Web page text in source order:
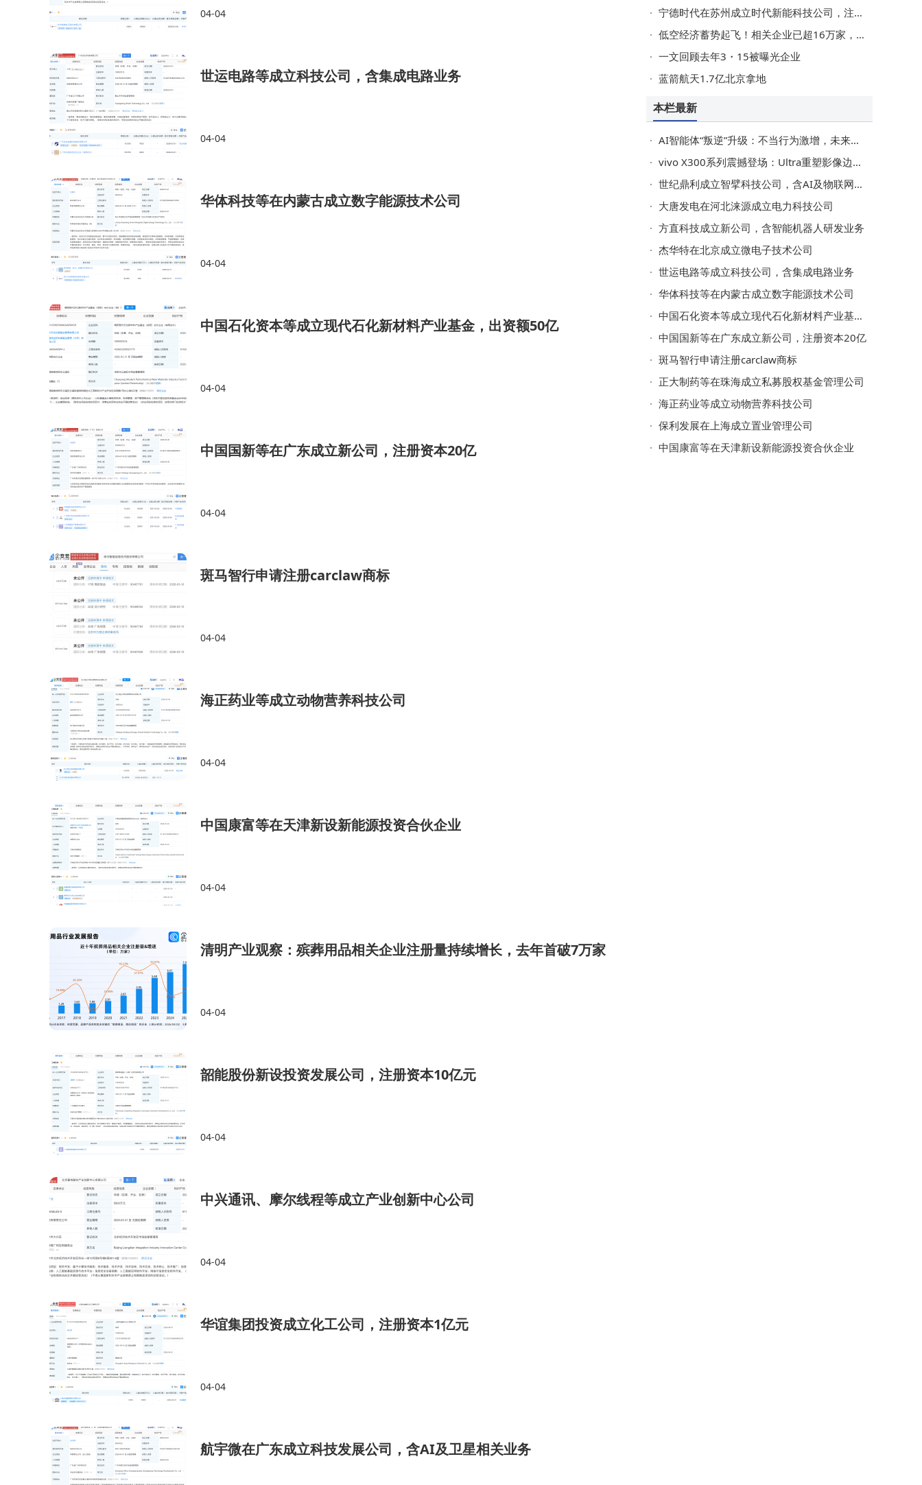
04-04
世运电路等成立科技公司，含集成电路业务
04-04
华体科技等在内蒙古成立数字能源技术公司
04-04
中国石化资本等成立现代石化新材料产业基金，出资额50亿
04-04
中国国新等在广东成立新公司，注册资本20亿
04-04
斑马智行申请注册carclaw商标
04-04
海正药业等成立动物营养科技公司
04-04
中国康富等在天津新设新能源投资合伙企业
04-04
清明产业观察：殡葬用品相关企业注册量持续增长，去年首破7万家
04-04
韶能股份新设投资发展公司，注册资本10亿元
04-04
中兴通讯、摩尔线程等成立产业创新中心公司
04-04
华谊集团投资成立化工公司，注册资本1亿元
04-04
航宇微在广东成立科技发展公司，含AI及卫星相关业务
宁德时代在苏州成立时代新能科技公司，注册资本20亿
低空经济蓄势起飞！相关企业已超16万家，去年注册量同比增长近140%
一文回顾去年3・15被曝光企业
蓝箭航天1.7亿北京拿地
本栏最新
AI智能体“叛逆”升级：不当行为激增，未来或成难以掌控的“高级员工”？
vivo X300系列震撼登场：Ultra重塑影像边界，X300s全能体验再升级
世纪鼎利成立智擘科技公司，含AI及物联网业务
大唐发电在河北涞源成立电力科技公司
方直科技成立新公司，含智能机器人研发业务
杰华特在北京成立微电子技术公司
世运电路等成立科技公司，含集成电路业务
华体科技等在内蒙古成立数字能源技术公司
中国石化资本等成立现代石化新材料产业基金，出资额50亿
中国国新等在广东成立新公司，注册资本20亿
斑马智行申请注册carclaw商标
正大制药等在珠海成立私募股权基金管理公司
海正药业等成立动物营养科技公司
保利发展在上海成立置业管理公司
中国康富等在天津新设新能源投资合伙企业